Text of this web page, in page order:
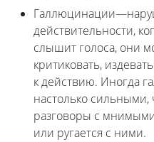
действительности,
слышит голоса, они
критиковать,
к действию. Иногда
настолько сильными,
разговоры с
или ругается с ними.